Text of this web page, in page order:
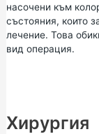
насочени към
състояния, които
лечение. Това
вид операция.
Хирургия